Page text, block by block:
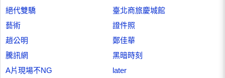
絕代雙驕
臺北商旅慶城館
藝術
證件照
趙公明
鄭佳華
騰訊網
黑暗時刻
A片現場不NG
later